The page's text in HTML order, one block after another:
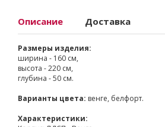
Описание Доставка
Размеры изделия:
ширина - 160 см,
высота - 220 см,
глубина - 50 см.
Варианты цвета: венге, белфорт.
Характеристики: